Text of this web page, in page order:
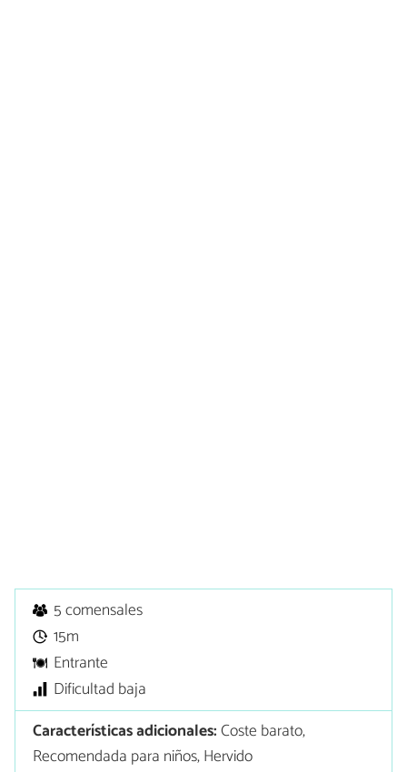
5 comensales
15m
Entrante
Dificultad baja
Características adicionales:Coste barato,
Recomendada para niños, Hervido